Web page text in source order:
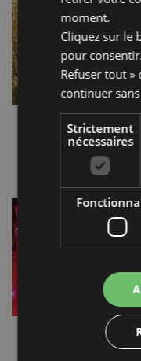
moment.
Cliquez sur le
pour
Refuser tout »
continuer
Strictement
nécessaires